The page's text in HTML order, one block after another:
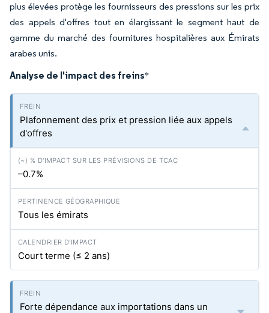
plus élevées protège les fournisseurs des pressions sur les prix
des appels d'offres tout en élargissant le segment haut de
gamme du marché des fournitures hospitalières aux Émirats
arabes unis.
Analyse de l'impact des freins*
Plafonnement des prix et pression liée aux appels
d'offres
–0.7%
Tous les émirats
Court terme (≤ 2 ans)
Forte dépendance aux importations dans un